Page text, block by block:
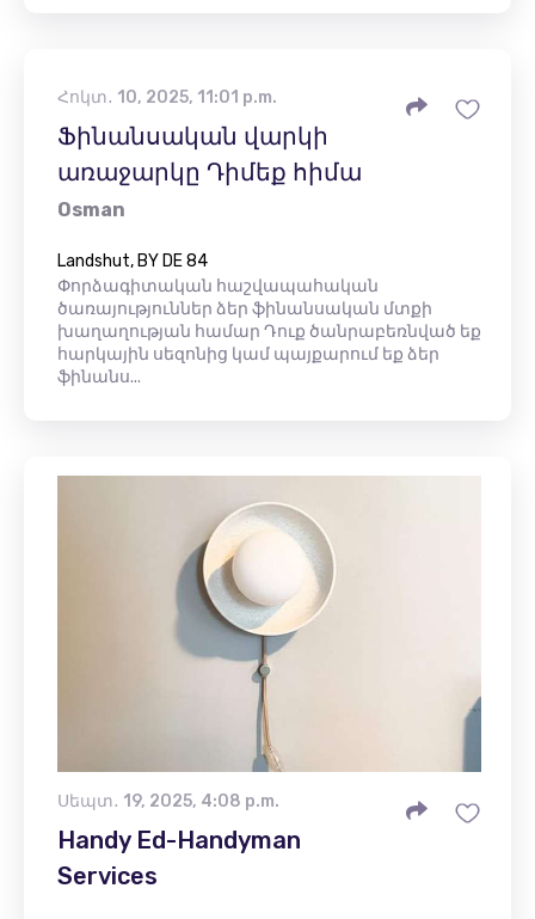
Հոկտ․ 10, 2025, 11:01 p.m.
Ֆինանսական վարկի
առաջարկը Դիմեք հիմա
Osman
Landshut, BY DE 84
Փորձագիտական ​​հաշվապահական
ծառայություններ ձեր ֆինանսական մտքի
խաղաղության համար Դուք ծանրաբեռնված եք
հարկային սեզոնից կամ պայքարում եք ձեր
ֆինանս...
Սեպտ․ 19, 2025, 4:08 p.m.
Handy Ed-Handyman
Services